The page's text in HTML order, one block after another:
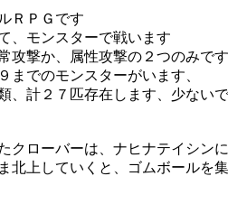
ＲＰＧです
、モンスターで戦います
攻撃か、属性攻撃の２つのみです
までのモンスターがいます、
、計２７匹存在します、少ない
クローバーは、ナヒナテイシン
北上していくと、ゴムボールを